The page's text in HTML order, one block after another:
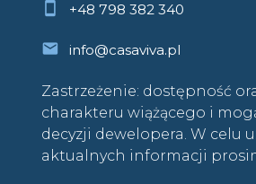
+48 798 382 340
info@casaviva.pl
Zastrzeżenie: dostępność
charakteru wiążącego i
decyzji dewelopera. W celu
aktualnych informacji